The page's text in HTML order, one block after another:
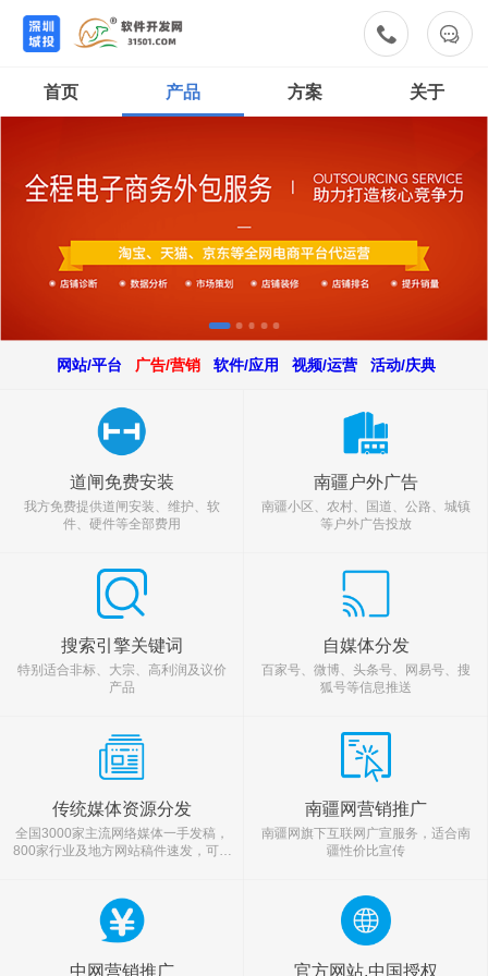
 
首页 产品 方案 关于
网站/平台 广告/营销 软件/应用 视频/运营 活动/庆典
道闸免费安装
我方免费提供道闸安装、维护、软
件、硬件等全部费用
南疆户外广告
南疆小区、农村、国道、公路、城镇
等户外广告投放
搜索引擎关键词
特别适合非标、大宗、高利润及议价
产品
自媒体分发
百家号、微博、头条号、网易号、搜
狐号等信息推送
传统媒体资源分发
全国3000家主流网络媒体一手发稿，
800家行业及地方网站稿件速发，可增
南疆网营销推广
南疆网旗下互联网广宣服务，适合南
疆性价比宣传
中网营销推广 官方网站.中国授权